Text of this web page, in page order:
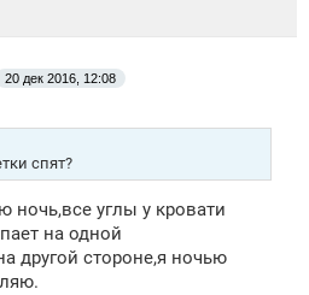
20 дек 2016, 12:08
спят?
ночь,все углы у кровати
на одной
другой стороне,я ночью